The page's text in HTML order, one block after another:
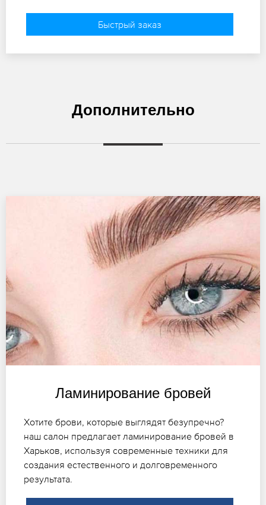
Быстрый заказ
Дополнительно
Ламинирование бровей
Хотите брови, которые выглядят безупречно?
наш салон предлагает ламинирование бровей в
Харьков, используя современные техники для
создания естественного и долговременного
результата.